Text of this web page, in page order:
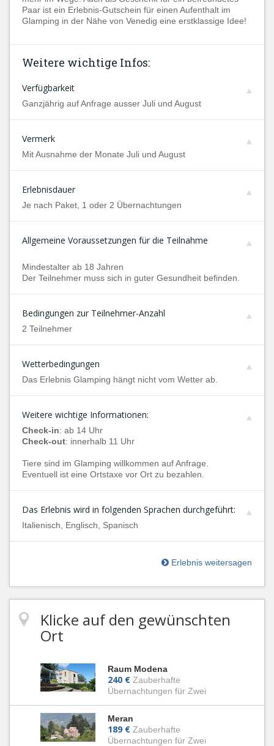
Paar ist ein Erlebnis-Gutschein für einen Aufenthalt im
Glamping in der Nähe von Venedig eine erstklassige Idee!
Weitere wichtige Infos:
Verfügbarkeit
Ganzjährig auf Anfrage ausser Juli und August
Vermerk
Mit Ausnahme der Monate Juli und August
Erlebnisdauer
Je nach Paket, 1 oder 2 Übernachtungen
Allgemeine Voraussetzungen für die Teilnahme
Mindestalter ab 18 Jahren
Der Teilnehmer muss sich in guter Gesundheit befinden.
Bedingungen zur Teilnehmer-Anzahl
2 Teilnehmer
Wetterbedingungen
Das Erlebnis Glamping hängt nicht vom Wetter ab.
Weitere wichtige Informationen:
Check-in: ab 14 Uhr
Check-out: innerhalb 11 Uhr
Tiere sind im Glamping willkommen auf Anfrage.
Eventuell ist eine Ortstaxe vor Ort zu bezahlen.
Das Erlebnis wird in folgenden Sprachen durchgeführt:
Italienisch, Englisch, Spanisch
Erlebnis weitersagen
Klicke auf den gewünschten
Ort
Raum Modena
240 € Zauberhafte
Übernachtungen für Zwei
Meran
189 € Zauberhafte
Übernachtungen für Zwei